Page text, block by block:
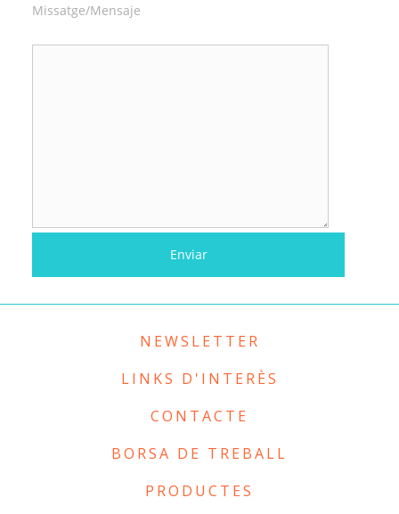
Missatge/Mensaje
NEWSLETTER
LINKS D'INTERÈS
CONTACTE
BORSA DE TREBALL
PRODUCTES